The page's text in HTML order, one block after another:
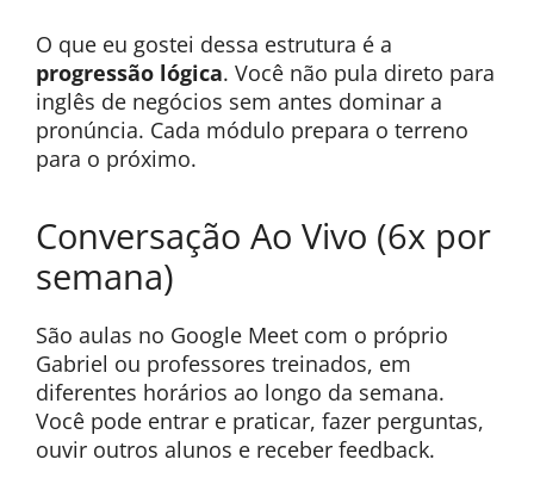
O que eu gostei dessa estrutura é a
progressão lógica. Você não pula direto para
inglês de negócios sem antes dominar a
pronúncia. Cada módulo prepara o terreno
para o próximo.
Conversação Ao Vivo (6x por
semana)
São aulas no Google Meet com o próprio
Gabriel ou professores treinados, em
diferentes horários ao longo da semana.
Você pode entrar e praticar, fazer perguntas,
ouvir outros alunos e receber feedback.